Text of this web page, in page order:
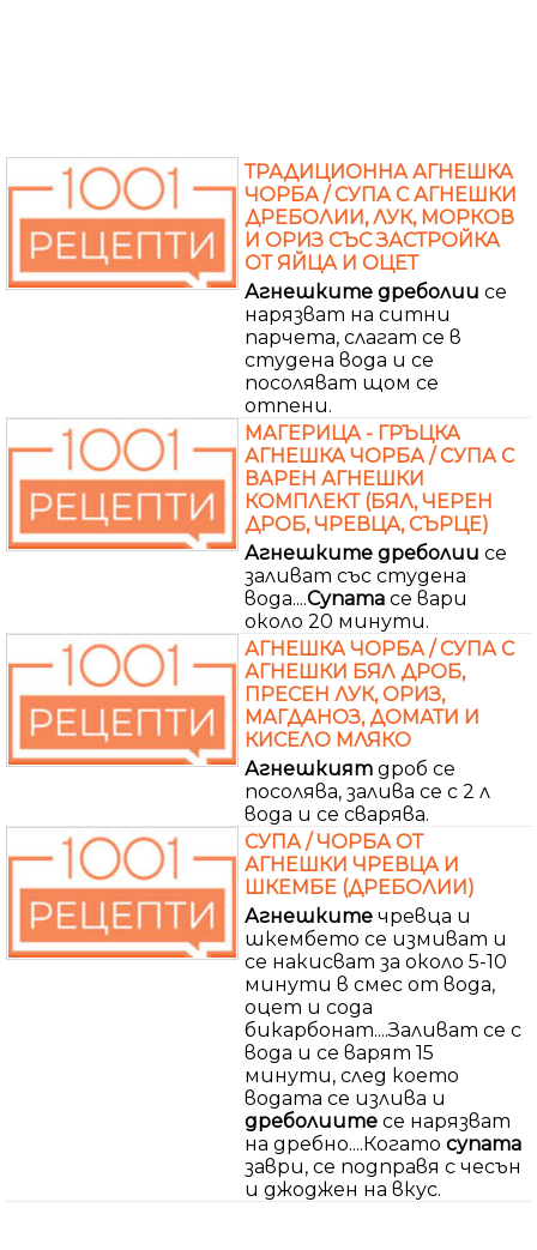
ТРАДИЦИОННА АГНЕШКА
ЧОРБА / СУПА С АГНЕШКИ
ДРЕБОЛИИ, ЛУК, МОРКОВ
И ОРИЗ СЪС ЗАСТРОЙКА
ОТ ЯЙЦА И ОЦЕТ
Агнешките дреболии се
нарязват на ситни
парчета, слагат се в
студена вода и се
посоляват щом се
отпени.
МАГЕРИЦА - ГРЪЦКА
АГНЕШКА ЧОРБА / СУПА С
ВАРЕН АГНЕШКИ
КОМПЛЕКТ (БЯЛ, ЧЕРЕН
ДРОБ, ЧРЕВЦА, СЪРЦЕ)
Агнешките дреболии се
заливат със студена
вода....Супата се вари
около 20 минути.
АГНЕШКА ЧОРБА / СУПА С
АГНЕШКИ БЯЛ ДРОБ,
ПРЕСЕН ЛУК, ОРИЗ,
МАГДАНОЗ, ДОМАТИ И
КИСЕЛО МЛЯКО
Агнешкият дроб се
посолява, залива се с 2 л
вода и се сварява.
СУПА / ЧОРБА ОТ
АГНЕШКИ ЧРЕВЦА И
ШКЕМБЕ (ДРЕБОЛИИ)
Агнешките чревца и
шкембето се измиват и
се накисват за около 5-10
минути в смес от вода,
оцет и сода
бикарбонат....Заливат се с
вода и се варят 15
минути, след което
водата се излива и
дреболиите се нарязват
на дребно....Когато супата
заври, се подправя с чесън
и джоджен на вкус.